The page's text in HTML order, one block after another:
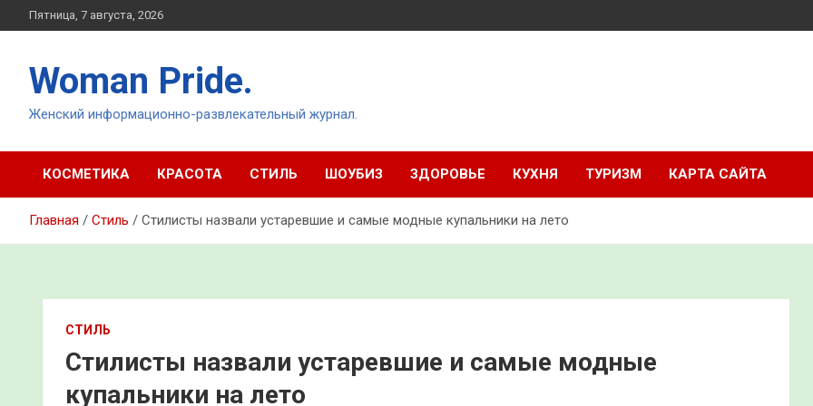
Перейти
к
Пятница, 7 августа, 2026
Woman Pride.
Женский информационно-развлекательный журнал.
КОСМЕТИКА КРАСОТА СТИЛЬ ШОУБИЗ ЗДОРОВЬЕ КУХНЯ ТУРИЗМ КАРТА САЙТА
Главная Стиль Стилисты назвали устаревшие и самые модные купальники на лето
СТИЛЬ
Стилисты назвали устаревшие и самые модные
купальники на лето